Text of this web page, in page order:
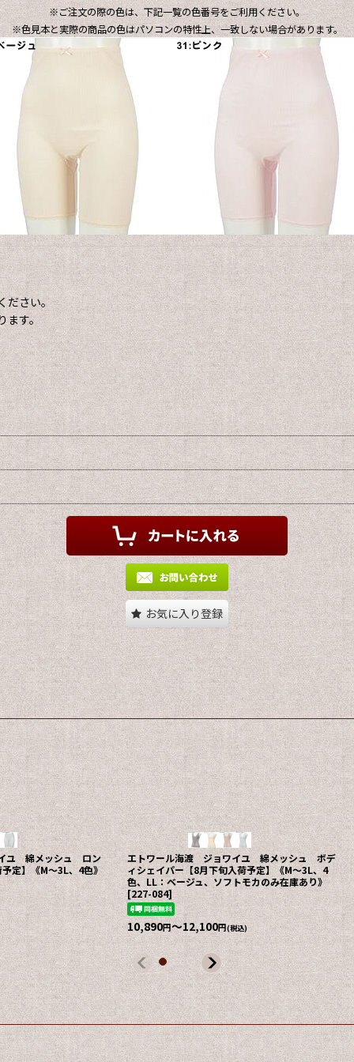
※ご注文の際の色は、下記一覧の色番号をご利用ください。
※色見本と実際の商品の色はパソコンの特性上、一致しない場合があります。
ださい。
ます。
お気に入り登録
ユ 綿メッシュ ロン
定】《M〜3L、4色》
エトワール海渡 ジョワイユ 綿メッシュ ボデ
ィシェイパー【8月下旬入荷予定】《M〜3L、4
色、LL：ベージュ、ソフトモカのみ在庫あり》
[227-084]
10,890円～12,100円(税込)